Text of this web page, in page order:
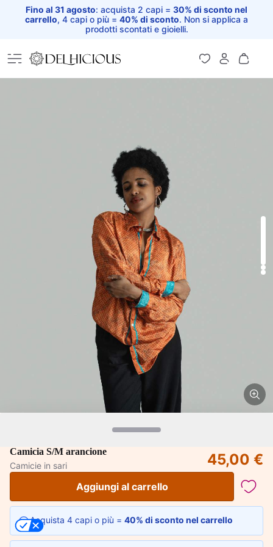
Fino al 31 agosto: acquista 2 capi = 30% di sconto nel
carrello, 4 capi o più = 40% di sconto. Non si applica a
prodotti scontati e gioielli.
Home
Camicia S/M arancione
Camicie in sari
45,00 €
Aggiungi al carrello
Acquista 4 capi o più = 40% di sconto nel carrello